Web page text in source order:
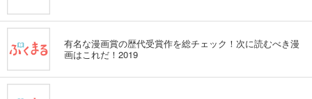
有名な漫画賞の歴代受賞作を総チェック！次に読むべき漫
画はこれだ！2019